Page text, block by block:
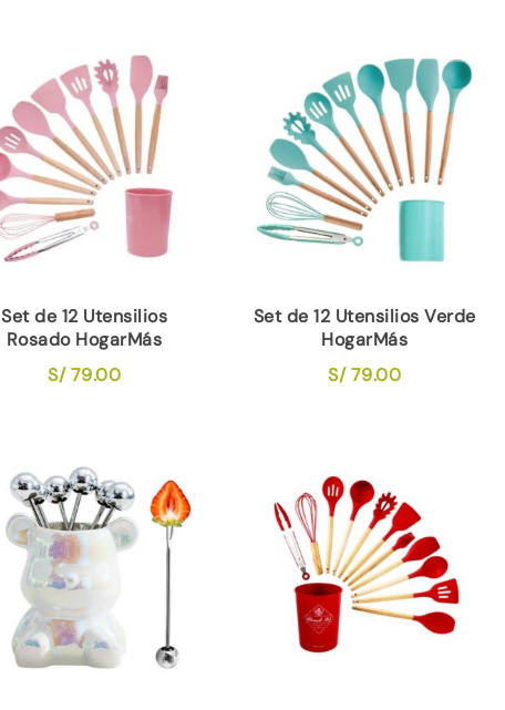
Set de 12 Utensilios
Rosado HogarMás
S/79.00
Set de 12 Utensilios Verde
HogarMás
S/79.00